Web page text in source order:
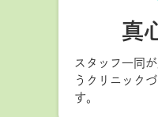
真
スタッフ一同
うクリニック
す。